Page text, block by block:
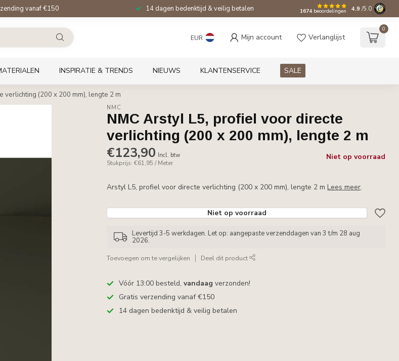
vanaf €150 14 dagen bedenktijd & veilig betalen 1674beoordelingen 4.9 /5.0
EUR Mijn account Verlanglijst
0
INSPIRATIE & TRENDS NIEUWS KLANTENSERVICE SALE
(200 x 200 mm), lengte 2 m
NMC
NMC Arstyl L5, profiel voor directe
verlichting (200 x 200 mm), lengte 2 m
€123,90 Incl. btw
Stukprijs: €61,95 / Meter
Niet op voorraad
Arstyl L5, profiel voor directe verlichting (200 x 200 mm), lengte 2 mLees meer.
Niet op voorraad
Levertijd 3-5 werkdagen. Let op: aangepaste verzenddagen van 3 t/m 28 aug
2026.
Toevoegen om te vergelijken Deel dit product
Vóór 13:00 besteld,vandaag verzonden!
Gratis verzending vanaf €150
14 dagen bedenktijd & veilig betalen